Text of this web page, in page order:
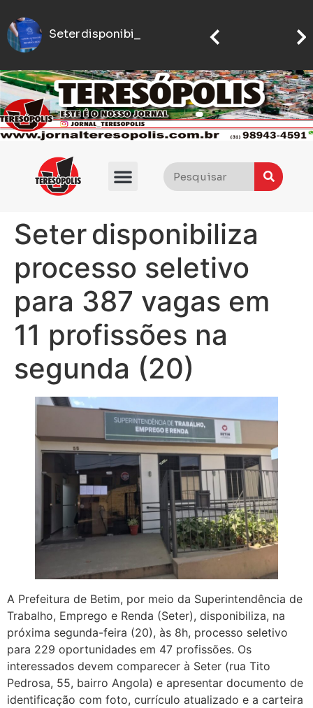
Seter disponibiliza processo sel
Seter disponibiliza
processo seletivo
para 387 vagas em
11 profissões na
segunda (20)
A Prefeitura de Betim, por meio da Superintendência de
Trabalho, Emprego e Renda (Seter), disponibiliza, na
próxima segunda-feira (20), às 8h, processo seletivo
para 229 oportunidades em 47 profissões. Os
interessados devem comparecer à Seter (rua Tito
Pedrosa, 55, bairro Angola) e apresentar documento de
identificação com foto, currículo atualizado e a carteira